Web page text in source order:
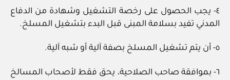
٤- يجب الحصول على رخصة التشغيل وشهادة من الدفاع
المدني تفيد بسلامة المبنى قبل البدء بتشغيل المسلخ.
٥- أن يتم تشغيل المسلخ بصفة آلية أو شبه آلية.
٦- بموافقة صاحب الصلاحية، يحق فقط لأصحاب المسالخ